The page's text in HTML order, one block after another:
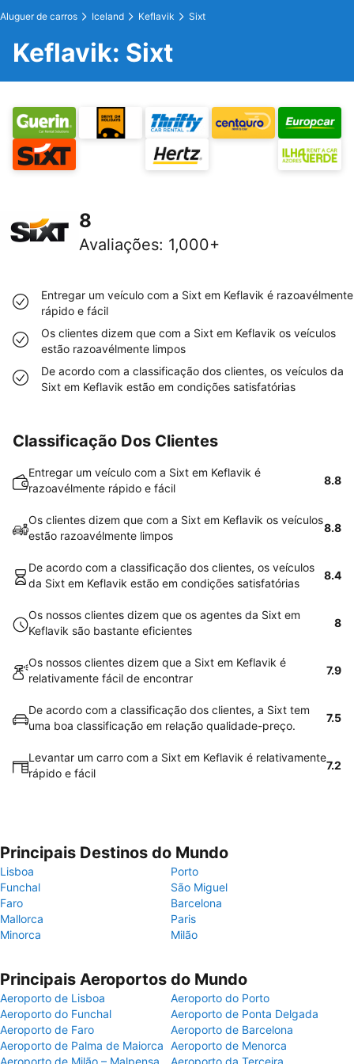
Aluguer de carros Iceland Keflavik Sixt
Keflavik: Sixt
8
Avaliações: 1,000+
Entregar um veículo com a Sixt em Keflavik é razoavélmente
rápido e fácil
Os clientes dizem que com a Sixt em Keflavik os veículos
estão razoavélmente limpos
De acordo com a classificação dos clientes, os veículos da
Sixt em Keflavik estão em condições satisfatórias
Classificação Dos Clientes
Entregar um veículo com a Sixt em Keflavik é
razoavélmente rápido e fácil
8.8
Os clientes dizem que com a Sixt em Keflavik os veículos
estão razoavélmente limpos
8.8
De acordo com a classificação dos clientes, os veículos
da Sixt em Keflavik estão em condições satisfatórias
8.4
Os nossos clientes dizem que os agentes da Sixt em
Keflavik são bastante eficientes
8
Os nossos clientes dizem que a Sixt em Keflavik é
relativamente fácil de encontrar
7.9
De acordo com a classificação dos clientes, a Sixt tem
uma boa classificação em relação qualidade-preço.
7.5
Levantar um carro com a Sixt em Keflavik é relativamente
rápido e fácil
7.2
Principais Destinos do Mundo
Lisboa
Porto
Funchal
São Miguel
Faro
Barcelona
Mallorca
Paris
Minorca
Milão
Principais Aeroportos do Mundo
Aeroporto de Lisboa
Aeroporto do Porto
Aeroporto do Funchal
Aeroporto de Ponta Delgada
Aeroporto de Faro
Aeroporto de Barcelona
Aeroporto de Palma de Maiorca Aeroporto de Menorca
Aeroporto de Milão – Malpensa
Aeroporto da Terceira